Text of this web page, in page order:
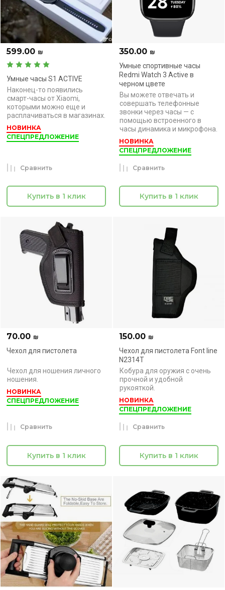
599.00 ₪
Умные часы S1 ACTIVE
Наконец-то появились
смарт-часы от Xiaomi,
которыми можно еще и
расплачиваться в магазинах.
НОВИНКА
СПЕЦПРЕДЛОЖЕНИЕ
Сравнить
Купить в 1 клик
350.00 ₪
Умные спортивные часы
Redmi Watch 3 Active в
черном цвете
Вы можете отвечать и
совершать телефонные
звонки через часы — с
помощью встроенного в
часы динамика и микрофона.
НОВИНКА
СПЕЦПРЕДЛОЖЕНИЕ
Сравнить
Купить в 1 клик
70.00 ₪
Чехол для пистолета
Чехол для ношения личного
ношения.
НОВИНКА
СПЕЦПРЕДЛОЖЕНИЕ
Сравнить
Купить в 1 клик
150.00 ₪
Чехол для пистолета Font line
N2314T
Кобура для оружия с очень
прочной и удобной
рукояткой.
НОВИНКА
СПЕЦПРЕДЛОЖЕНИЕ
Сравнить
Купить в 1 клик